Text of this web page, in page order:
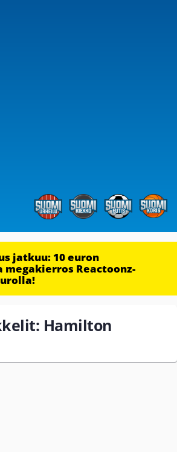
jatkuu: 10 euron
Reactoonz-
Hamilton